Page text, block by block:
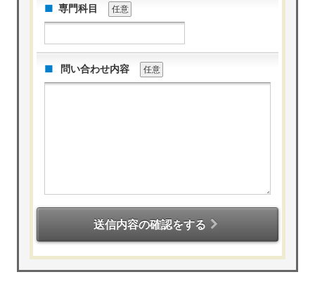
専門科目 任意
問い合わせ内容 任意
送信内容の確認をする